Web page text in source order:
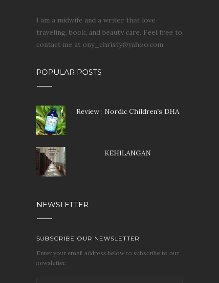
I am a midwife and a writer that love
traveling, book, and beauty care. Feel free to
contact me at ony_christy@yahoo.com.
POPULAR POSTS
Review : Nordic Children's DHA
KEHILANGAN
NEWSLETTER
SUBSCRIBE OUR NEWSLETTER
Enter your email address below to subscribe to our
newsletter.